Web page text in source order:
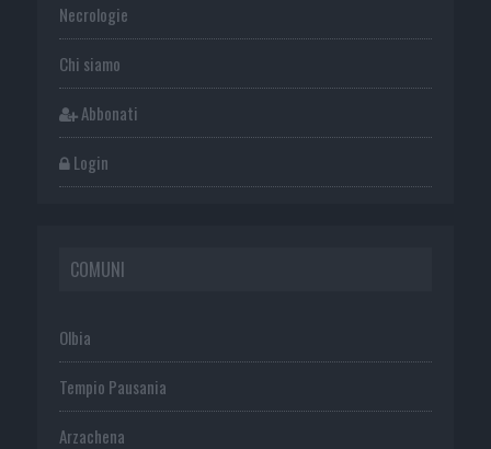
Necrologie
Chi siamo
Abbonati
Login
COMUNI
Olbia
Tempio Pausania
Arzachena